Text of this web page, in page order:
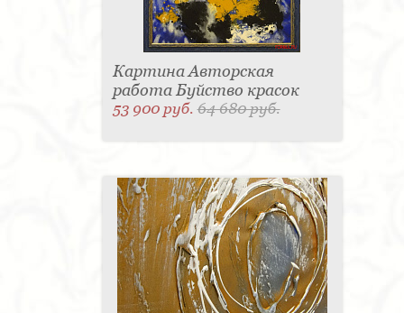
Картина Авторская
работа Буйство красок
53 900 руб.64 680 руб.